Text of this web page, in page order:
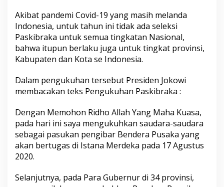
S
e
k
a
i
u
s
e
n
g
u
k
a
Akibat pandemi Covid-19 yang masih melanda
Indonesia, untuk tahun ini tidak ada seleksi
Paskibraka untuk semua tingkatan Nasional,
bahwa itupun berlaku juga untuk tingkat provinsi,
Kabupaten dan Kota se Indonesia.
Dalam pengukuhan tersebut Presiden Jokowi
membacakan teks Pengukuhan Paskibraka :
Dengan Memohon Ridho Allah Yang Maha Kuasa,
pada hari ini saya mengukuhkan saudara-saudara
sebagai pasukan pengibar Bendera Pusaka yang
akan bertugas di Istana Merdeka pada 17 Agustus
2020.
Selanjutnya, pada Para Gubernur di 34 provinsi,